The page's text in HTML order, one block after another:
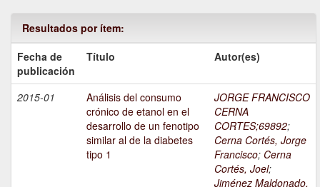
Resultados por ítem:
Fecha de
publicación
Título Autor(es)
2015-01
Análisis del consumo
crónico de etanol en el
desarrollo de un fenotipo
similar al de la diabetes
tipo 1
JORGE FRANCISCO
CERNA
CORTES;69892;
Cerna Cortés, Jorge
Francisco; Cerna
Cortés, Joel;
Jiménez Maldonado,